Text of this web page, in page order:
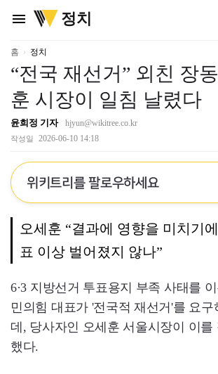
menu
위
키
정치
홈 정치
“전국 재선거” 외친 장
훈 시장이 일침 날렸다
윤희정 기자 hjyun@wikitree.co.kr
작성일 2026-06-10 14:18
위키트리를 팔로우하세요
오세훈 “결과에 영향을 미치기
표 이상 벌어졌지 않나”
6·3 지방선거 투표용지 부족 사태를
민의힘 대표가 '전국적 재선거'를 요
데, 당사자인 오세훈 서울시장이 이를
했다.